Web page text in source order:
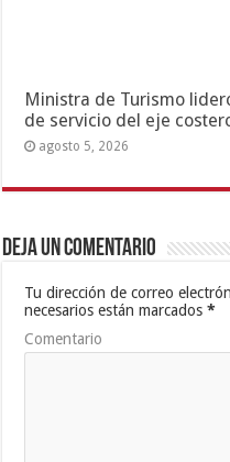
Ministra de Turismo
de servicio del eje
agosto 5, 2026
Deja un comentario
Tu dirección de correo
necesarios están marcados*
Comentario